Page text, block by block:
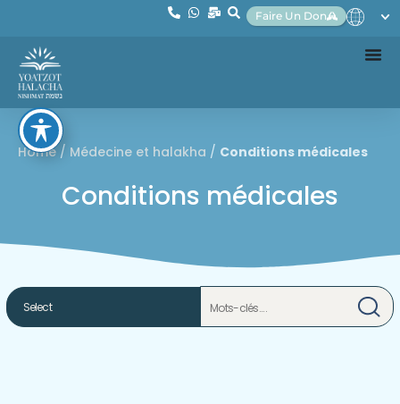
Faire Un Don
Home/ Médecine et halakha / Conditions médicales
Conditions médicales